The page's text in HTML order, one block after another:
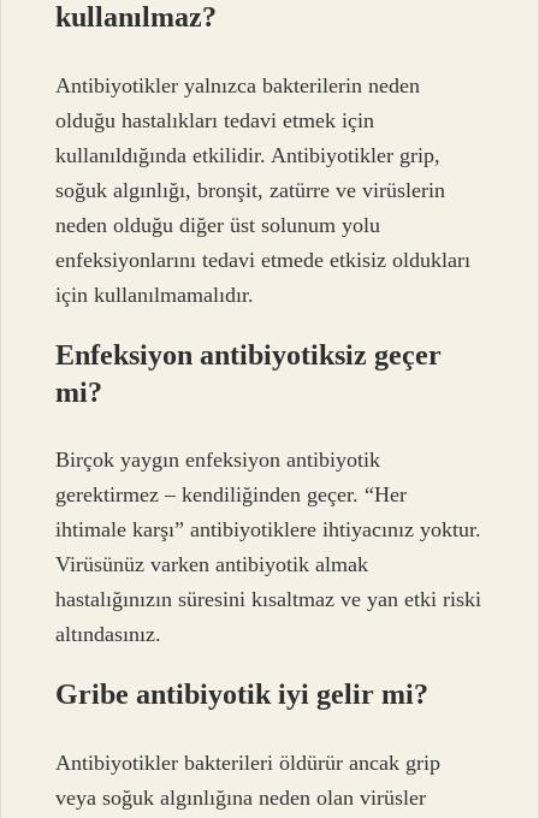
kullanılmaz?
Antibiyotikler yalnızca bakterilerin neden
olduğu hastalıkları tedavi etmek için
kullanıldığında etkilidir. Antibiyotikler grip,
soğuk algınlığı, bronşit, zatürre ve virüslerin
neden olduğu diğer üst solunum yolu
enfeksiyonlarını tedavi etmede etkisiz oldukları
için kullanılmamalıdır.
Enfeksiyon antibiyotiksiz geçer
mi?
Birçok yaygın enfeksiyon antibiyotik
gerektirmez – kendiliğinden geçer. “Her
ihtimale karşı” antibiyotiklere ihtiyacınız yoktur.
Virüsünüz varken antibiyotik almak
hastalığınızın süresini kısaltmaz ve yan etki riski
altındasınız.
Gribe antibiyotik iyi gelir mi?
Antibiyotikler bakterileri öldürür ancak grip
veya soğuk algınlığına neden olan virüsler